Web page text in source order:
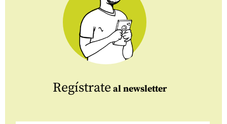
Regístrate al newsletter